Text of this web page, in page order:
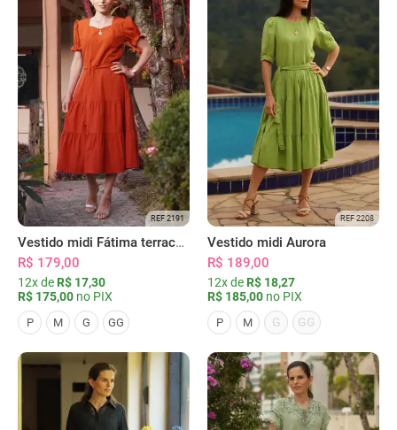
REF 2191
Vestido midi Fátima terracota
R$ 179,00
12x de R$ 17,30
R$ 175,00 no PIX
P M G GG
REF 2208
Vestido midi Aurora
R$ 189,00
12x de R$ 18,27
R$ 185,00 no PIX
P M G GG